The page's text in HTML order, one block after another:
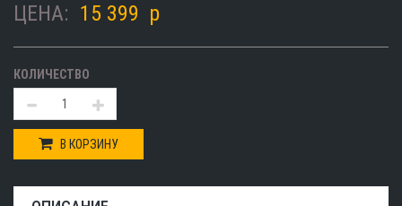
ЦЕНА: 15 399 p
КОЛИЧЕСТВО
В КОРЗИНУ